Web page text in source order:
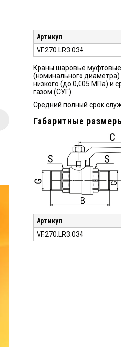
Артикул
VF.270.LR3.034
Краны шаровые муфтовые
(номинального диаметра)
низкого (до 0,005 МПа) и
газом (СУГ).
Средний полный срок
Габаритные
Артикул
VF.270.LR3.034